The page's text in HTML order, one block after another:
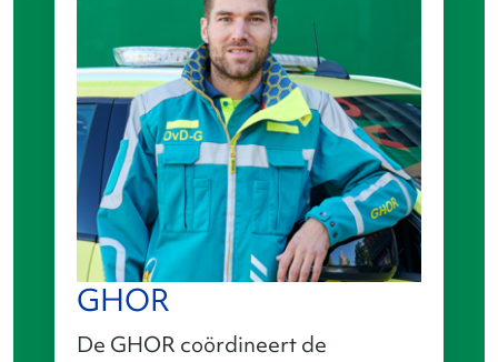
GHOR
De GHOR coördineert de